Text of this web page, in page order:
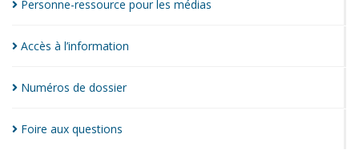
Personne-ressource pour les médias
Accès à l’information
Numéros de dossier
Foire aux questions